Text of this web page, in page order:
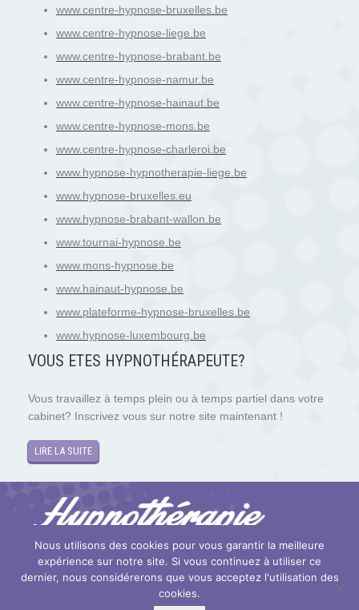
www.centre-hypnose-bruxelles.be
www.centre-hypnose-liege.be
www.centre-hypnose-brabant.be
www.centre-hypnose-namur.be
www.centre-hypnose-hainaut.be
www.centre-hypnose-mons.be
www.centre-hypnose-charleroi.be
www.hypnose-hypnotherapie-liege.be
www.hypnose-bruxelles.eu
www.hypnose-brabant-wallon.be
www.tournai-hypnose.be
www.mons-hypnose.be
www.hainaut-hypnose.be
www.plateforme-hypnose-bruxelles.be
www.hypnose-luxembourg.be
VOUS ETES HYPNOTHÉRAPEUTE?
Vous travaillez à temps plein ou à temps partiel dans votre
cabinet? Inscrivez vous sur notre site maintenant !
LIRE LA SUITE
Copyright © 2026Hypnose et Hypnothérapie Mons. Tous droits
réservés.
Privium – Des services qui soutiennent vos soins. Pour psychologues,
Nous utilisons des cookies pour vous garantir la meilleure
expérience sur notre site. Si vous continuez à utiliser ce
dernier, nous considérerons que vous acceptez l'utilisation des
cookies.